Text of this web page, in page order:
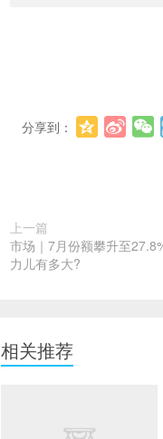
分享到：
上一篇
市场｜7月份额攀升至
力儿有多大?
相关推荐